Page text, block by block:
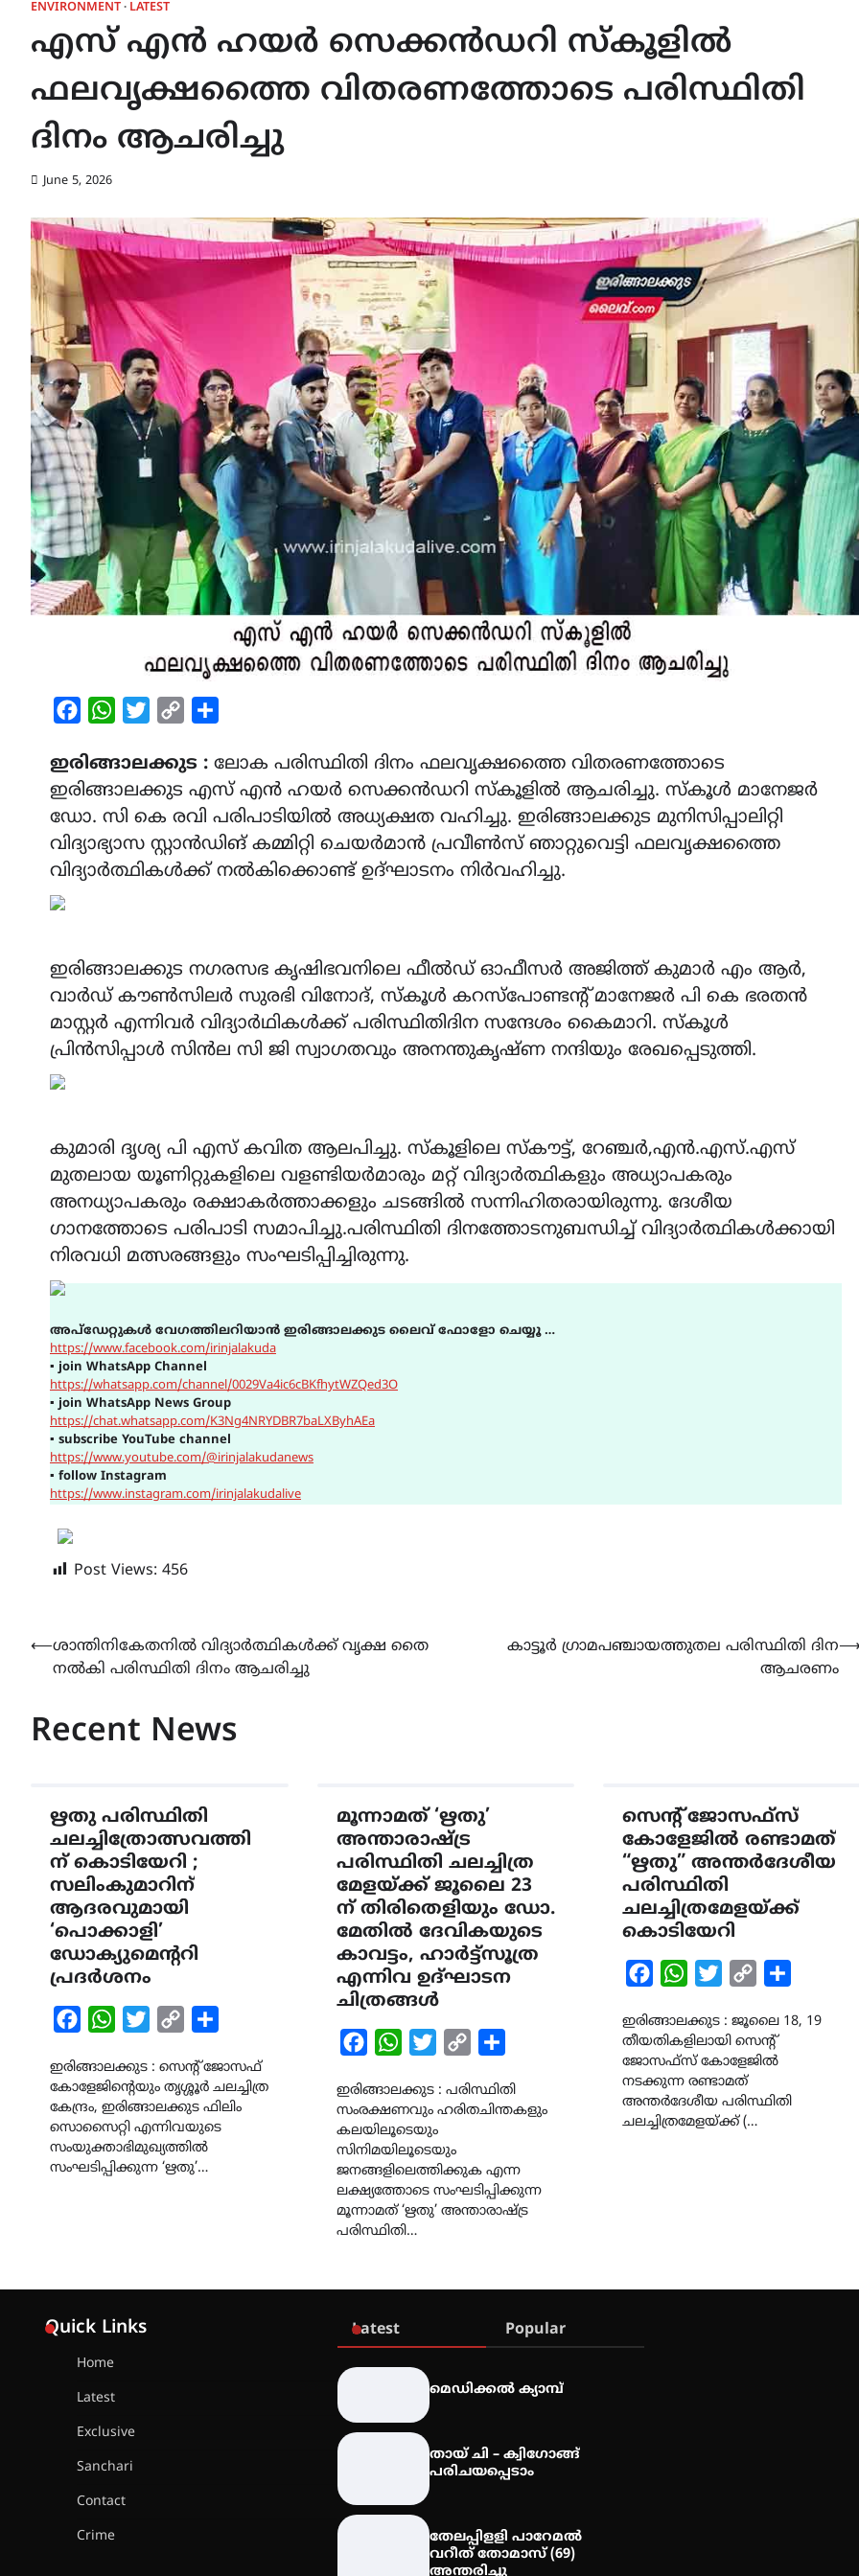
ENVIRONMENT LATEST
എസ് എൻ ഹയർ സെക്കൻഡറി സ്കൂളിൽ
ഫലവൃക്ഷത്തൈ വിതരണത്തോടെ പരിസ്ഥിതി
ദിനം ആചരിച്ചു
June 5, 2026
FacebookWhatsAppTwitterCopy
ഇരിങ്ങാലക്കുട : ലോക പരിസ്ഥിതി ദിനം ഫലവൃക്ഷത്തൈ വിതരണത്തോടെ
ഇരിങ്ങാലക്കുട എസ് എൻ ഹയർ സെക്കൻഡറി സ്കൂളിൽ ആചരിച്ചു. സ്കൂൾ മാനേജർ
ഡോ. സി കെ രവി പരിപാടിയില്‍ അധ്യക്ഷത വഹിച്ചു. ഇരിങ്ങാലക്കുട മുനിസിപ്പാലിറ്റി
വിദ്യാഭ്യാസ സ്റ്റാൻഡിങ് കമ്മിറ്റി ചെയർമാൻ പ്രവീൺസ് ഞാറ്റുവെട്ടി ഫലവൃക്ഷത്തൈ
വിദ്യാർത്ഥികൾക്ക് നൽകിക്കൊണ്ട് ഉദ്ഘാടനം നിർവഹിച്ചു.
ഇരിങ്ങാലക്കുട നഗരസഭ കൃഷിഭവനിലെ ഫീൽഡ് ഓഫീസർ അജിത്ത് കുമാർ എം ആർ,
വാർഡ് കൗൺസിലർ സുരഭി വിനോദ്, സ്കൂൾ കറസ്പോണ്ടന്റ് മാനേജർ പി കെ ഭരതൻ
മാസ്റ്റർ എന്നിവർ വിദ്യാർഥികൾക്ക് പരിസ്ഥിതിദിന സന്ദേശം കൈമാറി. സ്കൂൾ
പ്രിൻസിപ്പാൾ സിൻല സി ജി സ്വാഗതവും അനന്തുകൃഷ്ണ നന്ദിയും രേഖപ്പെടുത്തി.
കുമാരി ദൃശ്യ പി എസ് കവിത ആലപിച്ചു. സ്കൂളിലെ സ്കൗട്ട്, റേഞ്ചർ,എൻ.എസ്.എസ്
മുതലായ യൂണിറ്റുകളിലെ വളണ്ടിയർമാരും മറ്റ് വിദ്യാർത്ഥികളും അധ്യാപകരും
അനധ്യാപകരും രക്ഷാകർത്താക്കളും ചടങ്ങിൽ സന്നിഹിതരായിരുന്നു. ദേശീയ
ഗാനത്തോടെ പരിപാടി സമാപിച്ചു.പരിസ്ഥിതി ദിനത്തോടനുബന്ധിച്ച് വിദ്യാര്‍ത്ഥികള്‍ക്കായി
നിരവധി മത്സരങ്ങളും സംഘടിപ്പിച്ചിരുന്നു.
അപ്ഡേറ്റുകൾ വേഗത്തിലറിയാൻ ഇരിങ്ങാലക്കുട ലൈവ് ഫോളോ ചെയ്യൂ …
https://www.facebook.com/irinjalakuda
▪join WhatsApp Channel
https://whatsapp.com/channel/0029Va4ic6cBKfhytWZQed3O
▪join WhatsApp News Group
https://chat.whatsapp.com/K3Ng4NRYDBR7baLXByhAEa
▪ subscribe YouTube channel
https://www.youtube.com/@irinjalakudanews
▪ follow Instagram
https://www.instagram.com/irinjalakudalive
Post Views: 456
Post
navigation
⟵ശാന്തിനികേതനിൽ വിദ്യാർത്ഥികൾക്ക് വൃക്ഷ തൈ
നൽകി പരിസ്ഥിതി ദിനം ആചരിച്ചു
കാട്ടൂർ ഗ്രാമപഞ്ചായത്തുതല പരിസ്ഥിതി ദിന
ആചരണം
Recent News
ഋതു പരിസ്ഥിതി
ചലച്ചിത്രോത്സവത്തി
ന് കൊടിയേറി ;
സലിംകുമാറിന്
ആദരവുമായി
‘പൊക്കാളി’
ഡോക്യുമെന്ററി
പ്രദർശനം
FacebookWhatsAppTwitterCopy
ഇരിങ്ങാലക്കുട : സെന്റ് ജോസഫ്
കോളേജിന്റെയും തൃശ്ശൂർ ചലച്ചിത്ര
കേന്ദ്രം, ഇരിങ്ങാലക്കുട ഫിലിം
സൊസൈറ്റി എന്നിവയുടെ
സംയുക്താഭിമുഖ്യത്തിൽ
സംഘടിപ്പിക്കുന്ന ‘ഋതു’…
മൂന്നാമത് ‘ഋതു’
അന്താരാഷ്ട്ര
പരിസ്ഥിതി ചലച്ചിത്ര
മേളയ്ക്ക് ജൂലൈ 23
ന് തിരിതെളിയും ഡോ.
മേതിൽ ദേവികയുടെ
കാവട്ടം, ഹാർട്ട്സൂത്ര
എന്നിവ ഉദ്ഘാടന
ചിത്രങ്ങൾ
FacebookWhatsAppTwitterCopy
ഇരിങ്ങാലക്കുട : പരിസ്ഥിതി
സംരക്ഷണവും ഹരിതചിന്തകളും
കലയിലൂടെയും
സിനിമയിലൂടെയും
ജനങ്ങളിലെത്തിക്കുക എന്ന
ലക്ഷ്യത്തോടെ സംഘടിപ്പിക്കുന്ന
മൂന്നാമത് ‘ഋതു’ അന്താരാഷ്ട്ര
പരിസ്ഥിതി…
സെൻ്റ് ജോസഫ്സ്
കോളേജിൽ രണ്ടാമത്
“ഋതു” അന്തർദേശീയ
പരിസ്ഥിതി
ചലച്ചിത്രമേളയ്ക്ക്
കൊടിയേറി
FacebookWhatsAppTwitterCopy
ഇരിങ്ങാലക്കുട : ജൂലൈ 18, 19
തീയതികളിലായി സെൻ്റ്
ജോസഫ്സ് കോളേജിൽ
നടക്കുന്ന രണ്ടാമത്
അന്തർദേശീയ പരിസ്ഥിതി
ചലച്ചിത്രമേളയ്ക്ക് (…
Quick Links
Home
Latest
Exclusive
Sanchari
Contact
Crime
Latest Popular
മെഡിക്കൽ ക്യാമ്പ്
തായ് ചി – ക്വിഗോങ്ങ്
പരിചയപ്പെടാം
തേലപ്പിളളി പാറേമൽ
വറീത് തോമാസ് (69)
അന്തരിച്ചു